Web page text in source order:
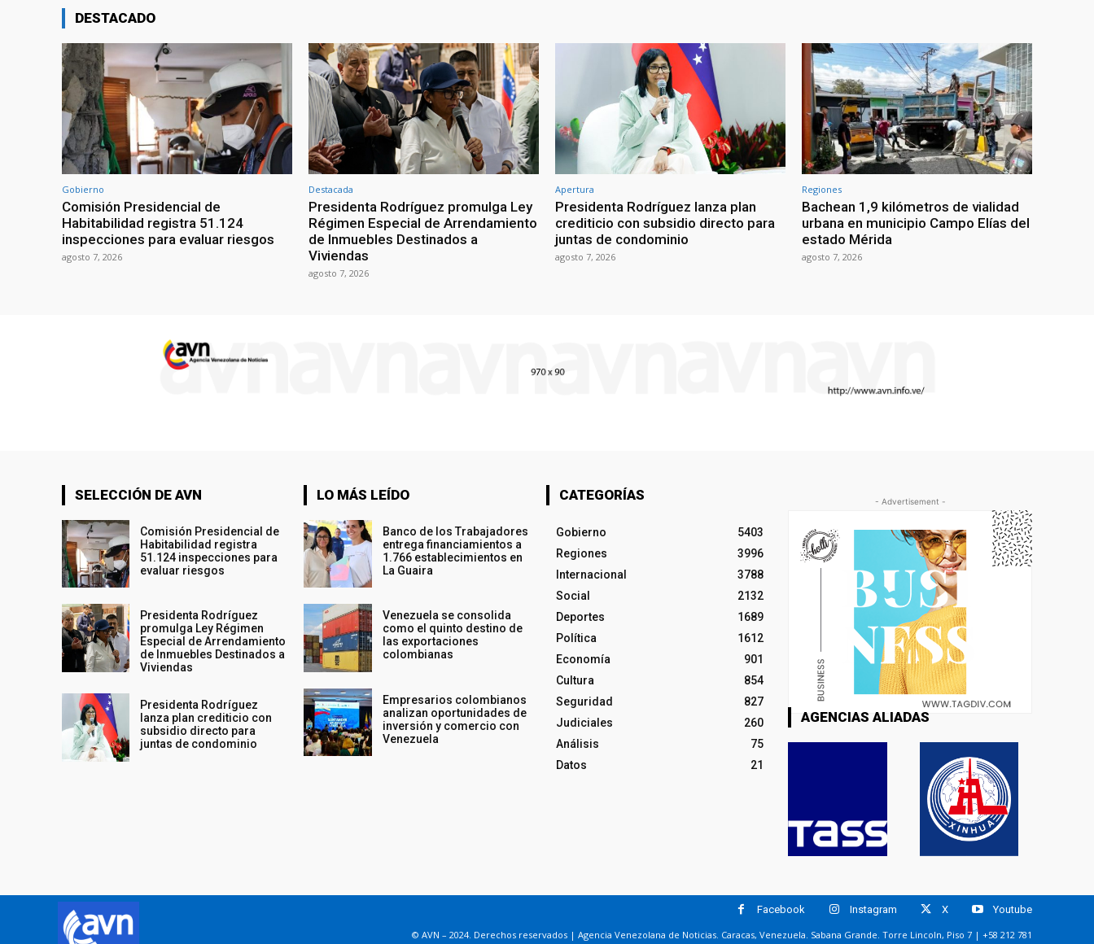
DESTACADO
Gobierno
Comisión Presidencial de
Habitabilidad registra 51.124
inspecciones para evaluar riesgos
agosto 7, 2026
Destacada
Presidenta Rodríguez promulga Ley
Régimen Especial de Arrendamiento
de Inmuebles Destinados a
Viviendas
agosto 7, 2026
Apertura
Presidenta Rodríguez lanza plan
crediticio con subsidio directo para
juntas de condominio
agosto 7, 2026
Regiones
Bachean 1,9 kilómetros de vialidad
urbana en municipio Campo Elías del
estado Mérida
agosto 7, 2026
SELECCIÓN DE AVN
Comisión Presidencial de
Habitabilidad registra
51.124 inspecciones para
evaluar riesgos
Presidenta Rodríguez
promulga Ley Régimen
Especial de Arrendamiento
de Inmuebles Destinados a
Viviendas
Presidenta Rodríguez
lanza plan crediticio con
subsidio directo para
juntas de condominio
LO MÁS LEÍDO
Banco de los Trabajadores
entrega financiamientos a
1.766 establecimientos en
La Guaira
Venezuela se consolida
como el quinto destino de
las exportaciones
colombianas
Empresarios colombianos
analizan oportunidades de
inversión y comercio con
Venezuela
CATEGORÍAS
Gobierno
5403
Regiones
3996
Internacional
3788
Social
2132
Deportes
1689
Política
1612
Economía
901
Cultura
854
Seguridad
827
Judiciales
260
Análisis
75
Datos
21
- Advertisement -
AGENCIAS ALIADAS
Facebook Instagram X Youtube
© AVN – 2024. Derechos reservados | Agencia Venezolana de Noticias. Caracas, Venezuela. Sabana Grande. Torre Lincoln, Piso 7 | +58 212 781